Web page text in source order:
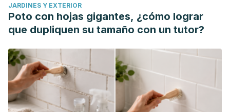
JARDINES Y EXTERIOR
Poto con hojas gigantes, ¿cómo lograr
que dupliquen su tamaño con un tutor?